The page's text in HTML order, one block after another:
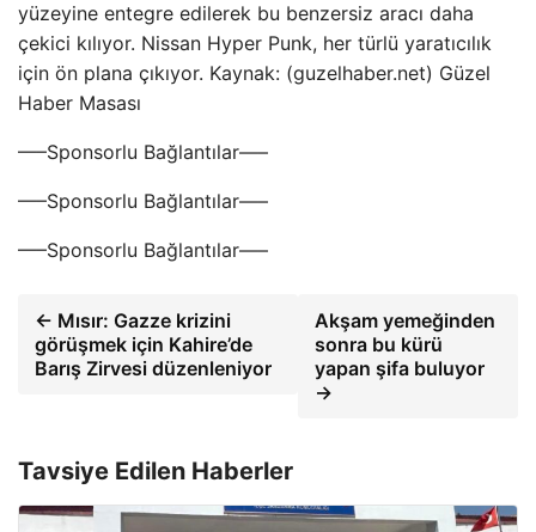
yüzeyine entegre edilerek bu benzersiz aracı daha
çekici kılıyor. Nissan Hyper Punk, her türlü yaratıcılık
için ön plana çıkıyor. Kaynak: (guzelhaber.net) Güzel
Haber Masası
—–Sponsorlu Bağlantılar—–
—–Sponsorlu Bağlantılar—–
—–Sponsorlu Bağlantılar—–
← Mısır: Gazze krizini
görüşmek için Kahire’de
Barış Zirvesi düzenleniyor
Akşam yemeğinden
sonra bu kürü
yapan şifa buluyor
→
Tavsiye Edilen Haberler